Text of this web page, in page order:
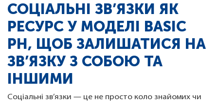
СОЦІАЛЬНІ ЗВ’ЯЗКИ ЯК
РЕСУРС У МОДЕЛІ BASIC
PH, ЩОБ ЗАЛИШАТИСЯ НА
ЗВ’ЯЗКУ З СОБОЮ ТА
ІНШИМИ
Соціальні зв’язки — це не просто коло знайомих чи